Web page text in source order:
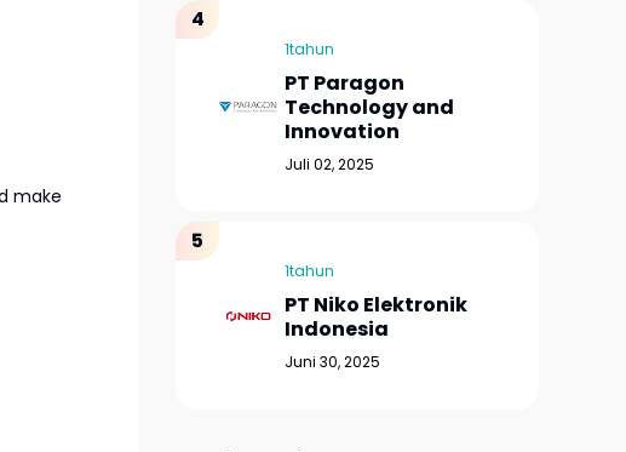
make
1tahun
PT Paragon
Technology and
Innovation
Juli 02, 2025
1tahun
PT Niko Elektronik
Indonesia
Juni 30, 2025